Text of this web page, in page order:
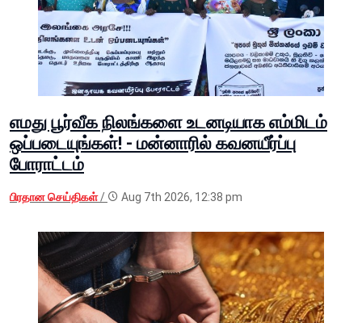
எமது பூர்வீக நிலங்களை உடனடியாக எம்மிடம்
ஒப்படையுங்கள்! - மன்னாரில் கவனயீர்ப்பு
போராட்டம்
பிரதான செய்திகள்/ Aug 7th 2026, 12:38 pm